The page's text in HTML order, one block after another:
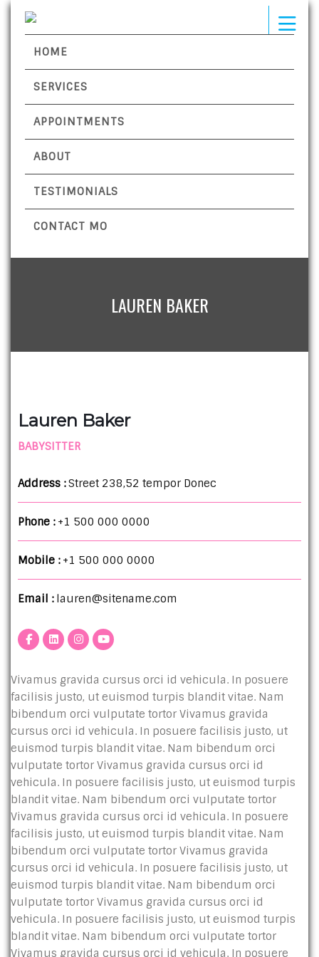
HOME
SERVICES
APPOINTMENTS
ABOUT
TESTIMONIALS
CONTACT MO
LAUREN BAKER
Lauren Baker
BABYSITTER
Address :Street 238,52 tempor Donec
Phone : +1 500 000 0000
Mobile : +1 500 000 0000
Email : lauren@sitename.com
Vivamus gravida cursus orci id vehicula. In posuere
facilisis justo, ut euismod turpis blandit vitae. Nam
bibendum orci vulputate tortor Vivamus gravida
cursus orci id vehicula. In posuere facilisis justo, ut
euismod turpis blandit vitae. Nam bibendum orci
vulputate tortor Vivamus gravida cursus orci id
vehicula. In posuere facilisis justo, ut euismod turpis
blandit vitae. Nam bibendum orci vulputate tortor
Vivamus gravida cursus orci id vehicula. In posuere
facilisis justo, ut euismod turpis blandit vitae. Nam
bibendum orci vulputate tortor Vivamus gravida
cursus orci id vehicula. In posuere facilisis justo, ut
euismod turpis blandit vitae. Nam bibendum orci
vulputate tortor Vivamus gravida cursus orci id
vehicula. In posuere facilisis justo, ut euismod turpis
blandit vitae. Nam bibendum orci vulputate tortor
Vivamus gravida cursus orci id vehicula. In posuere